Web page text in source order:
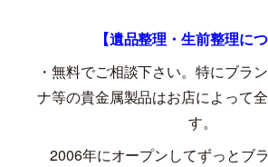
【遺品整理・生前整理につ
・無料でご相談下さい。特にブラ
ナ等の貴金属製品はお店によって
す。
2006年にオープンしてずっとブ